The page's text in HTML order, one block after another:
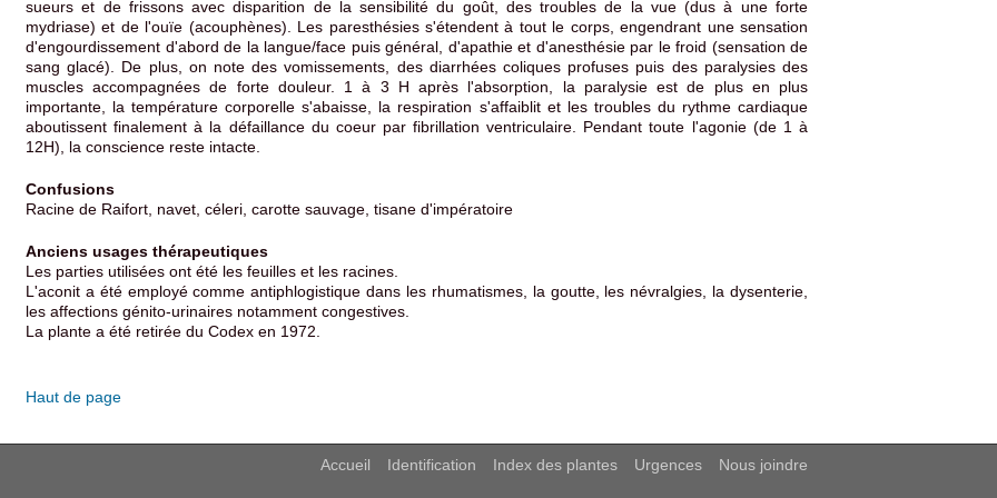
sueurs et de frissons avec disparition de la sensibilité du goût, des troubles de la vue (dus à une forte
mydriase) et de l'ouïe (acouphènes). Les paresthésies s'étendent à tout le corps, engendrant une sensation
d'engourdissement d'abord de la langue/face puis général, d'apathie et d'anesthésie par le froid (sensation de
sang glacé). De plus, on note des vomissements, des diarrhées coliques profuses puis des paralysies des
muscles accompagnées de forte douleur. 1 à 3 H après l'absorption, la paralysie est de plus en plus
importante, la température corporelle s'abaisse, la respiration s'affaiblit et les troubles du rythme cardiaque
aboutissent finalement à la défaillance du coeur par fibrillation ventriculaire. Pendant toute l'agonie (de 1 à
12H), la conscience reste intacte.
Confusions
Racine de Raifort, navet, céleri, carotte sauvage, tisane d'impératoire
Anciens usages thérapeutiques
Les parties utilisées ont été les feuilles et les racines.
L'aconit a été employé comme antiphlogistique dans les rhumatismes, la goutte, les névralgies, la dysenterie,
les affections génito-urinaires notamment congestives.
La plante a été retirée du Codex en 1972.
Haut de page
Accueil Identification Index des plantes Urgences Nous joindre